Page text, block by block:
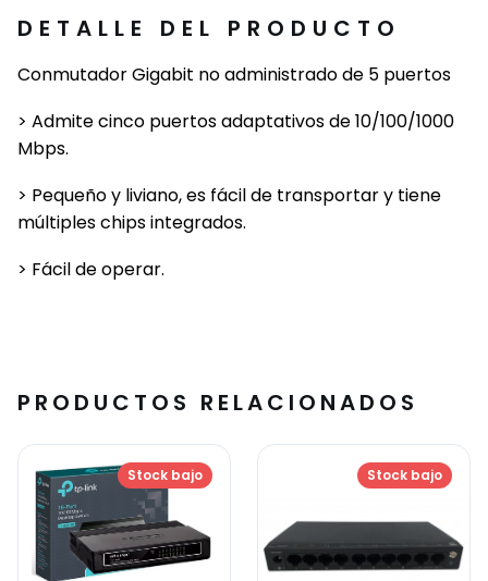
DETALLE DEL PRODUCTO
Conmutador Gigabit no administrado de 5 puertos
> Admite cinco puertos adaptativos de 10/100/1000
Mbps.
> Pequeño y liviano, es fácil de transportar y tiene
múltiples chips integrados.
> Fácil de operar.
PRODUCTOS RELACIONADOS
Stock bajo Stock bajo